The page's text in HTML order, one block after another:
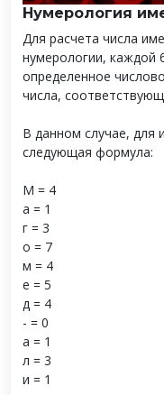
Нумерология
Для расчета числа
нумерологии, каждой
определенное
числа,
В данном случае, для
следующая формула:
М = 4
а = 1
г = 3
о = 7
м = 4
е = 5
д = 4
- = 0
а = 1
л = 3
и = 1